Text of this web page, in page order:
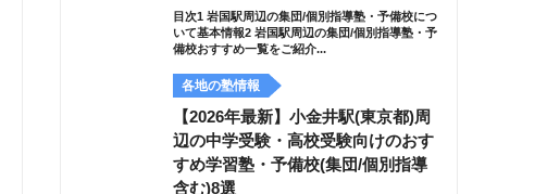
目次1 岩国駅周辺の集団/個別指導塾・予備校につ
いて基本情報2 岩国駅周辺の集団/個別指導塾・予
備校おすすめ一覧をご紹介...
各地の塾情報
【2026年最新】小金井駅(東京都)周
辺の中学受験・高校受験向けのおす
すめ学習塾・予備校(集団/個別指導
含む)8選